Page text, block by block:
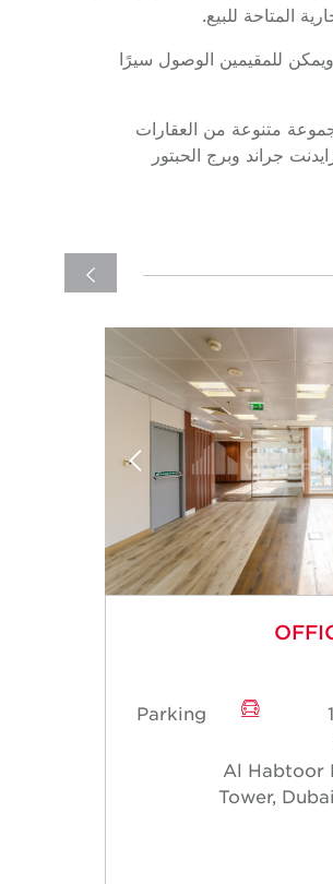
المتاحة للبيع.
والمطاعم، ويمكن للمقيمين الوصول سيرًا
متنوعة من العقارات
وترايدنت جراند وبرج الحبتور
Parking
Al Habtoor
Tower,